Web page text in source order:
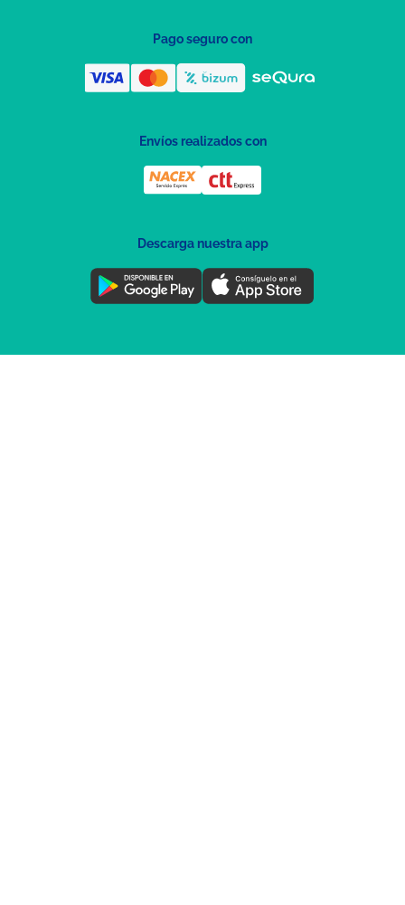
Pago seguro con
Envíos realizados con
Descarga nuestra app